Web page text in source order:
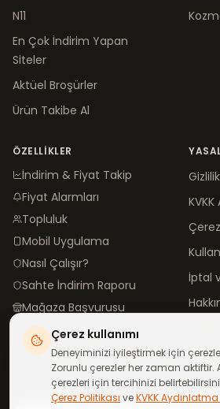
N11
En Çok İndirim Yapan
Siteler
Aktüel Broşürler
Ürün Takibe Al
ÖZELLIKLER
İndirim & Fiyat Takip
Fiyat Alarmları
Topluluk
Mobil Uygulama
Nasıl Çalışır?
Sahte İndirim Raporu
Mağaza Başvurusu
İptal
Blog
Çerez kullanımı
Deneyiminizi iyileştirmek için
Zorunlu çerezler her zaman aktiftir.
çerezleri için tercihinizi
Çerez Politikası veKVKK